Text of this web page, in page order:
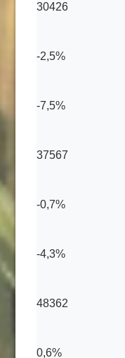
30426
-2,5%
-7,5%
37567
-0,7%
-4,3%
48362
0,6%